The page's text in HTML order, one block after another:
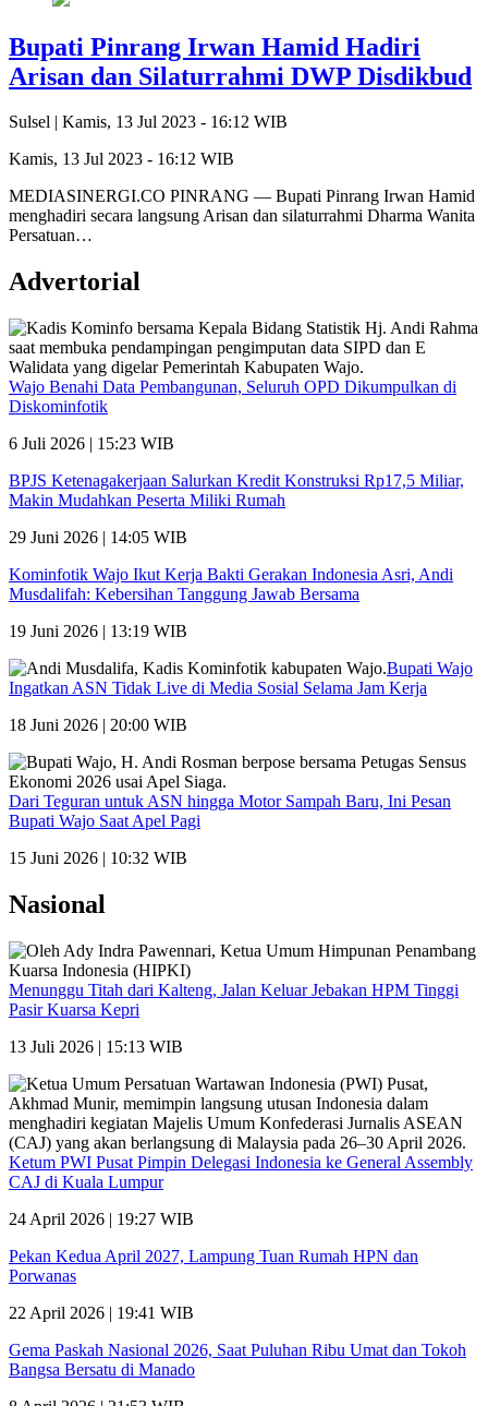
Bupati Pinrang Irwan Hamid Hadiri
Arisan dan Silaturrahmi DWP Disdikbud
Sulsel | Kamis, 13 Jul 2023 - 16:12 WIB
Kamis, 13 Jul 2023 - 16:12 WIB
MEDIASINERGI.CO PINRANG — Bupati Pinrang Irwan Hamid
menghadiri secara langsung Arisan dan silaturrahmi Dharma Wanita
Persatuan…
Advertorial
Wajo Benahi Data Pembangunan, Seluruh OPD Dikumpulkan di
Diskominfotik
6 Juli 2026 | 15:23 WIB
BPJS Ketenagakerjaan Salurkan Kredit Konstruksi Rp17,5 Miliar,
Makin Mudahkan Peserta Miliki Rumah
29 Juni 2026 | 14:05 WIB
Kominfotik Wajo Ikut Kerja Bakti Gerakan Indonesia Asri, Andi
Musdalifah: Kebersihan Tanggung Jawab Bersama
19 Juni 2026 | 13:19 WIB
Bupati Wajo
Ingatkan ASN Tidak Live di Media Sosial Selama Jam Kerja
18 Juni 2026 | 20:00 WIB
Dari Teguran untuk ASN hingga Motor Sampah Baru, Ini Pesan
Bupati Wajo Saat Apel Pagi
15 Juni 2026 | 10:32 WIB
Nasional
Menunggu Titah dari Kalteng, Jalan Keluar Jebakan HPM Tinggi
Pasir Kuarsa Kepri
13 Juli 2026 | 15:13 WIB
Ketum PWI Pusat Pimpin Delegasi Indonesia ke General Assembly
CAJ di Kuala Lumpur
24 April 2026 | 19:27 WIB
Pekan Kedua April 2027, Lampung Tuan Rumah HPN dan
Porwanas
22 April 2026 | 19:41 WIB
Gema Paskah Nasional 2026, Saat Puluhan Ribu Umat dan Tokoh
Bangsa Bersatu di Manado